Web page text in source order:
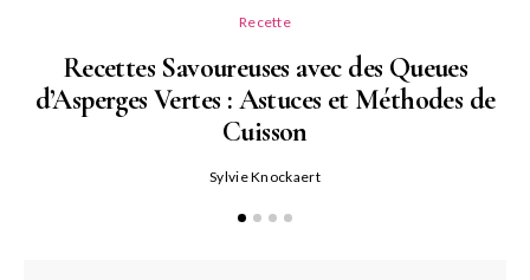
Recette
Recettes Savoureuses avec des Queues
d’Asperges Vertes : Astuces et Méthodes de
Cuisson
Sylvie Knockaert